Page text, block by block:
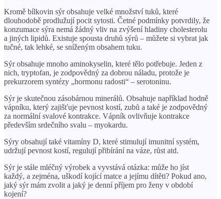
Kromě bílkovin sýr obsahuje velké množství tuků, které
dlouhodobě prodlužují pocit sytosti. Četné podmínky potvrdily, že
konzumace sýra nemá žádný vliv na zvýšení hladiny cholesterolu
a jiných lipidů. Existuje spousta druhů sýrů – můžete si vybrat jak
tučné, tak lehké, se sníženým obsahem tuku.
Sýr obsahuje mnoho aminokyselin, které tělo potřebuje. Jeden z
nich, tryptofan, je zodpovědný za dobrou náladu, protože je
prekurzorem syntézy „hormonu radosti“ – serotoninu.
Sýr je skutečnou zásobárnou minerálů. Obsahuje například hodně
vápníku, který zajišťuje pevnost kostí, zubů a také je zodpovědný
za normální svalové kontrakce. Vápník ovlivňuje kontrakce
především srdečního svalu – myokardu.
Sýry obsahují také vitamíny D, které stimulují imunitní systém,
udržují pevnost kostí, regulují přibírání na váze, růst atd.
Sýr je stále mléčný výrobek a vyvstává otázka: může ho jíst
každý, a zejména, uškodí kojící matce a jejímu dítěti? Pokud ano,
jaký sýr mám zvolit a jaký je denní příjem pro ženy v období
kojení?